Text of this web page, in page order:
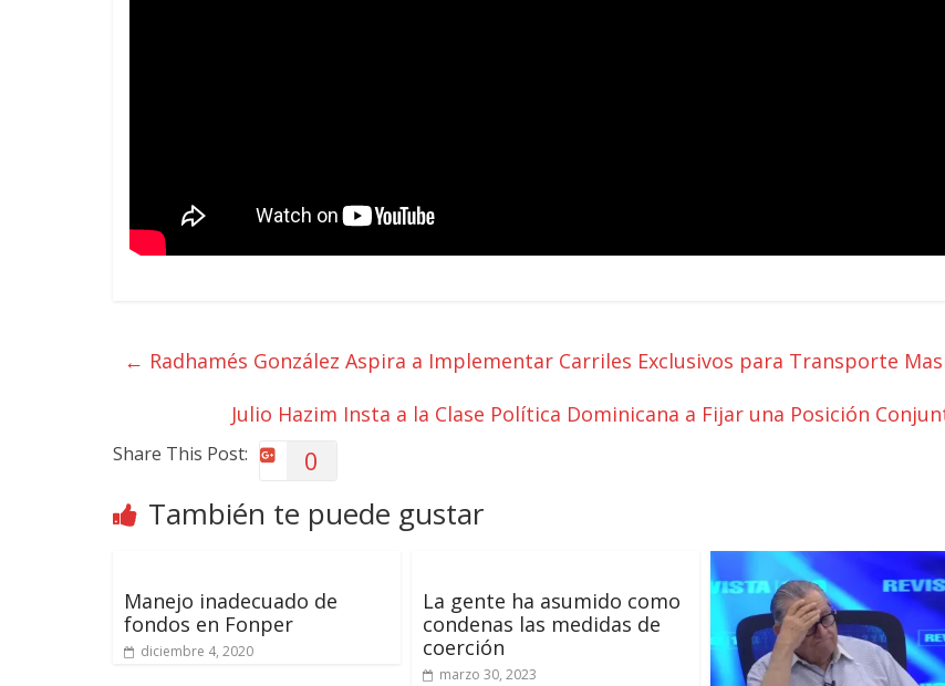
← Radhamés González Aspira a Implementar Carriles Exclusivos para Transporte
Julio Hazim Insta a la Clase Política Dominicana a Fijar una Posición
Share This Post: 0
También te puede gustar
Manejo inadecuado de
fondos en Fonper
diciembre 4, 2020
La gente ha asumido como
condenas las medidas de
coerción
marzo 30, 2023